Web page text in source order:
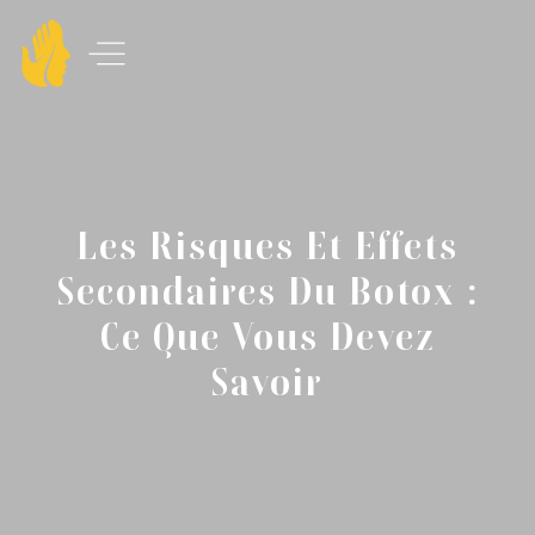
Les Risques Et Effets
Secondaires Du Botox :
Ce Que Vous Devez
Savoir